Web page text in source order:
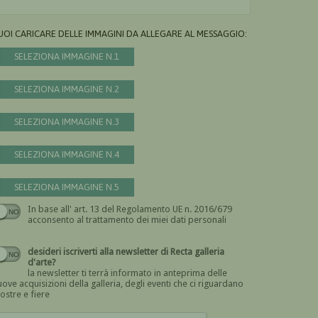
CARICARE DELLE IMMAGINI DA ALLEGARE AL MESSAGGIO:
SELEZIONA IMMAGINE N.1
SELEZIONA IMMAGINE N.2
SELEZIONA IMMAGINE N.3
SELEZIONA IMMAGINE N.4
SELEZIONA IMMAGINE N.5
In base all' art. 13 del Regolamento UE n. 2016/679
acconsento al trattamento dei miei dati personali
Devi dare il consenso
desideri iscriverti alla newsletter di Recta galleria
d'arte?
la newsletter ti terrà informato in anteprima delle
acquisizioni della galleria, degli eventi che ci riguardano
e fiere